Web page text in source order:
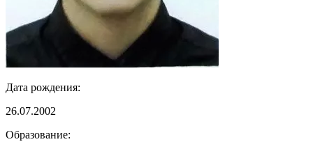
Дата рождения:
26.07.2002
Образование: